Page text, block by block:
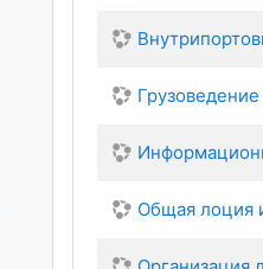
Грузоведение
Общая лоция